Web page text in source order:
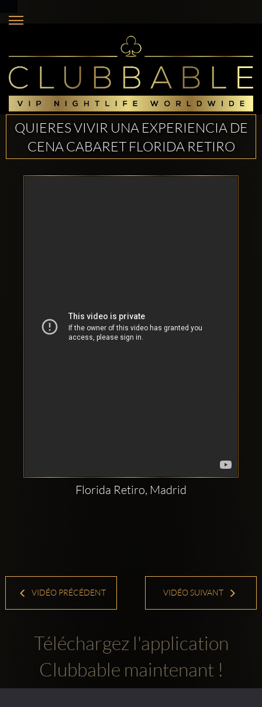
QUIERES VIVIR UNA EXPERIENCIA DE
CENA CABARET FLORIDA RETIRO
Florida Retiro, Madrid
VIDÉO PRÉCÉDENT VIDÉO SUIVANT
Téléchargez l'application
Clubbable maintenant !